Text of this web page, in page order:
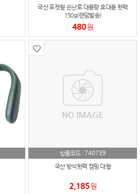
국산 포켓형 손난로 대용량 휴대용 핫팩
150g(랜덤발송)
480원
상품코드 : 740739
국산 방석핫팩 캠핑 대형
2,185원